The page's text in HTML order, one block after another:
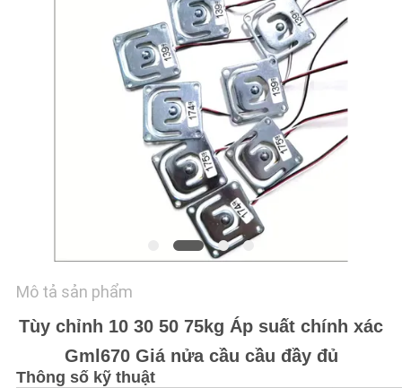
ĐỒ
TRANG
WEB
Mô tả sản phẩm
Tùy chỉnh 10 30 50 75kg Áp suất chính xác
Gml670 Giá nửa cầu cầu đầy đủ
Thông số kỹ thuật